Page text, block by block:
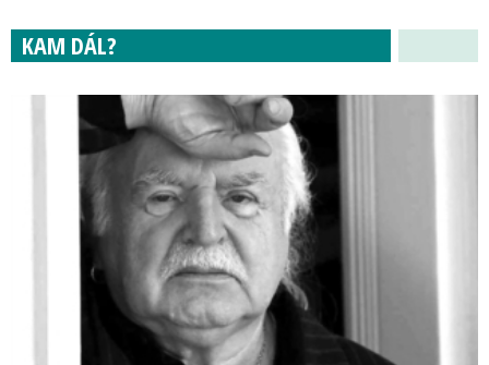
KAM DÁL?